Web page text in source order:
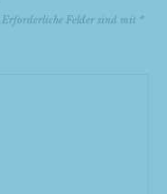
Erforderliche Felder sind mit *